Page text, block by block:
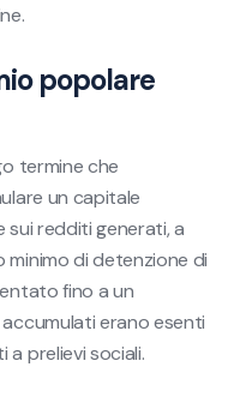
popolare
termine che
un capitale
sui redditi generati, a
di detenzione di
fino a un
erano esenti
prelievi sociali.